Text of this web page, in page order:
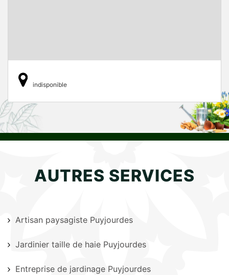
indisponible
AUTRES SERVICES
Artisan paysagiste Puyjourdes
Jardinier taille de haie Puyjourdes
Entreprise de jardinage Puyjourdes